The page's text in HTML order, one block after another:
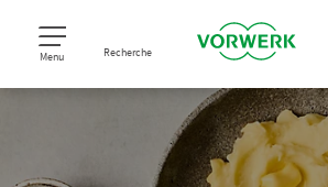
Menu Recherche